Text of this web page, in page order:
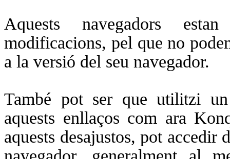
Aquests navegadors
modificacions, pel que no
a la versió del seu navegador.
També pot ser que utilitzi
aquests enllaços com ara
aquests desajustos, pot accedir